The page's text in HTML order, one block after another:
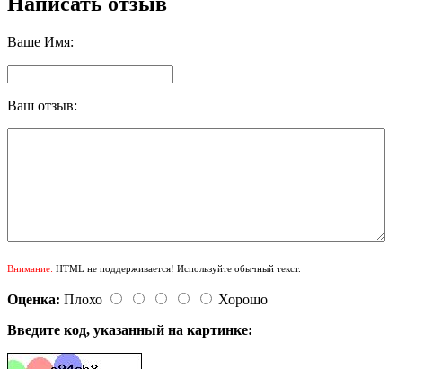
Ваше Имя:
Ваш отзыв:
Внимание: HTML не поддерживается! Используйте обычный текст.
Оценка: Плохо
Хорошо
Введите код, указанный на картинке: